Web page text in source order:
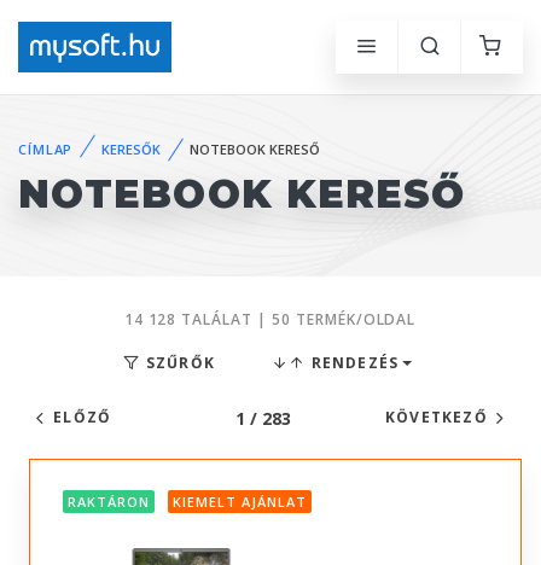
CÍMLAP KERESŐK NOTEBOOK KERESŐ
NOTEBOOK KERESŐ
14 128 TALÁLAT | 50 TERMÉK/OLDAL
SZŰRŐK RENDEZÉS
ELŐZŐ 1 / 283 KÖVETKEZŐ
RAKTÁRON KIEMELT AJÁNLAT